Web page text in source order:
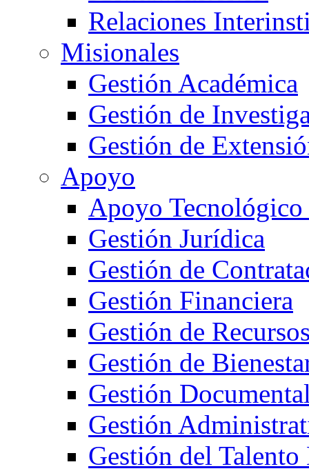
Relaciones
Misionales
Gestión Académica
Gestión de
Gestión de
Apoyo
Apoyo
Gestión Jurídica
Gestión de
Gestión Financiera
Gestión de
Gestión de
Gestión
Gestión
Gestión del Talento